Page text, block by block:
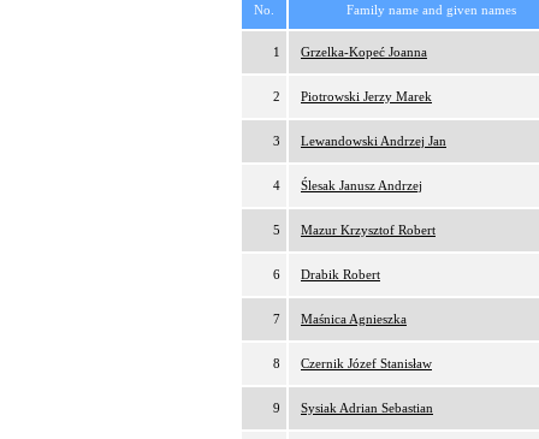
No. Family name and given names
1 Grzelka-Kopeć Joanna
2 Piotrowski Jerzy Marek
3 Lewandowski Andrzej Jan
4 Ślesak Janusz Andrzej
5 Mazur Krzysztof Robert
6 Drabik Robert
7 Maśnica Agnieszka
8 Czernik Józef Stanisław
9 Sysiak Adrian Sebastian